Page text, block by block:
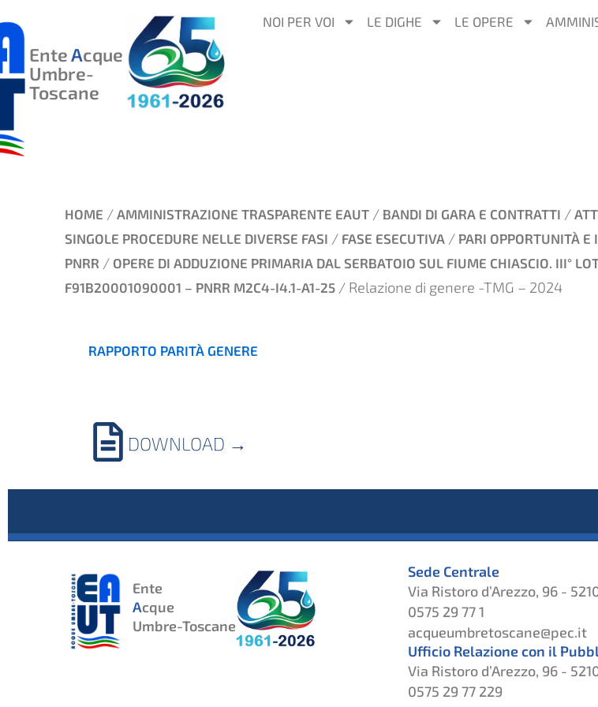
AL
CONTENUTO
EnteAcque
Umbre-
Toscane
NOI PER VOI LE DIGHE LE OPERE
HOME / AMMINISTRAZIONE TRASPARENTE EAUT / BANDI DI GARA E CONTRATTI /
SINGOLE PROCEDURE NELLE DIVERSE FASI / FASE ESECUTIVA / PARI OPPORTUNITÀ
PNRR / OPERE DI ADDUZIONE PRIMARIA DAL SERBATOIO SUL FIUME CHIASCIO. III°
F91B20001090001 – PNRR M2C4-I4.1-A1-25 / Relazione di genere -TMG – 2024
RAPPORTO PARITÀ GENERE
DOWNLOAD →
Ente
Acque
Umbre-Toscane
Sede Centrale
Via Ristoro d’Arezzo, 96 -
0575 29 77 1
acqueumbretoscane@pec.it
Ufficio Relazione con il
Via Ristoro d’Arezzo, 96 -
0575 29 77 229